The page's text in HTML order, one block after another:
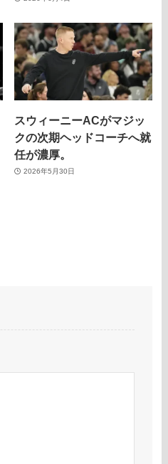
スウィーニーACがマジッ
クの次期ヘッドコーチへ就
任が濃厚。
2026年5月30日